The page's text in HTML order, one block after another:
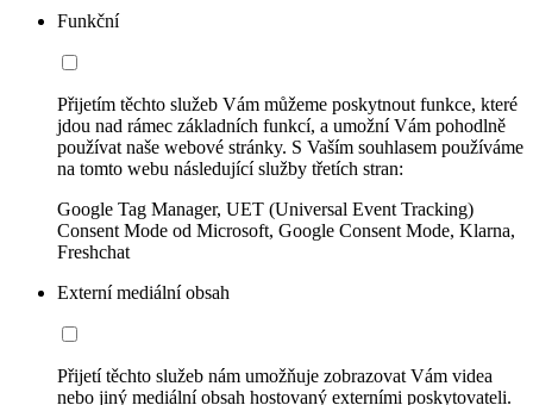
Funkční
Přijetím těchto služeb Vám můžeme poskytnout funkce, které
jdou nad rámec základních funkcí, a umožní Vám pohodlně
používat naše webové stránky. S Vaším souhlasem používáme
na tomto webu následující služby třetích stran:
Google Tag Manager, UET (Universal Event Tracking)
Consent Mode od Microsoft, Google Consent Mode, Klarna,
Freshchat
Externí mediální obsah
Přijetí těchto služeb nám umožňuje zobrazovat Vám videa
nebo jiný mediální obsah hostovaný externími poskytovateli.